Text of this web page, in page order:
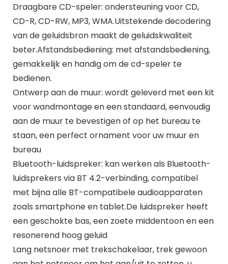
Draagbare CD-speler: ondersteuning voor CD,
CD-R, CD-RW, MP3, WMA.Uitstekende decodering
van de geluidsbron maakt de geluidskwaliteit
beter.Afstandsbediening: met afstandsbediening,
gemakkelijk en handig om de cd-speler te
bedienen.
Ontwerp aan de muur: wordt geleverd met een kit
voor wandmontage en een standaard, eenvoudig
aan de muur te bevestigen of op het bureau te
staan, een perfect ornament voor uw muur en
bureau
Bluetooth-luidspreker: kan werken als Bluetooth-
luidsprekers via BT 4.2-verbinding, compatibel
met bijna alle BT-compatibele audioapparaten
zoals smartphone en tablet.De luidspreker heeft
een geschokte bas, een zoete middentoon en een
resonerend hoog geluid
Lang netsnoer met trekschakelaar, trek gewoon